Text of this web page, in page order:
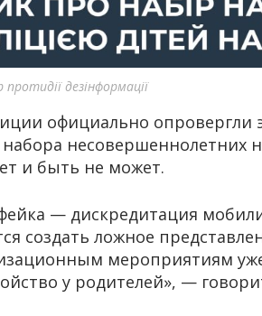
дезінформації
официально
набора несовершеннолетних
и быть не может.
— дискредитация
создать ложное
мероприятиям
у родителей», —